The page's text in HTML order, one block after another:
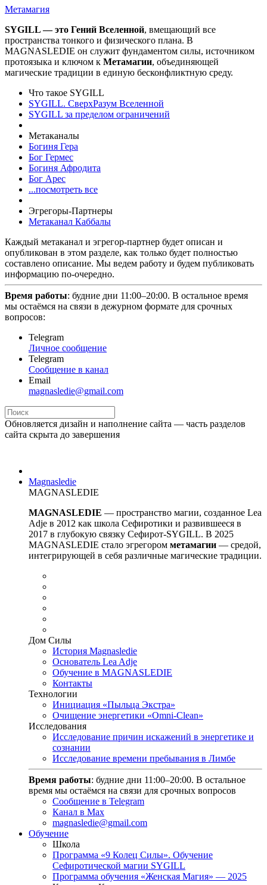
Метамагия
SYGILL — это Гений Вселенной, вмещающий все
пространства тонкого и физического плана. В
MAGNASLEDIE он служит фундаментом силы, источником
протоязыка и ключом к Метамагии, объединяющей
магические традиции в единую бесконфликтную среду.
Что такое SYGILL
SYGILL. СверхРазум Вселенной
SYGILL за пределом ограничений
Метаканалы
Богиня Гера
Бог Гермес
Богиня Афродита
Бог Арес
...посмотреть все
Эгрегоры-Партнеры
Метаканал Каббалы
Каждый метаканал и эгрегор-партнер будет описан и
опубликован в этом разделе, как только будет полностью
составлено описание. Мы ведем работу и будем публиковать
информацию по-очередно.
Время работы: будние дни 11:00–20:00. В остальное время
мы остаёмся на связи в дежурном формате для срочных
вопросов:
Telegram
Личное сообщение
Telegram
Сообщение в канал
Email
magnasledie@gmail.com
Обновляется дизайн и наполнение сайта — часть разделов
сайта скрыта до завершения
Magnasledie
MAGNASLEDIE
MAGNASLEDIE — пространство магии, созданное Lea
Adje в 2012 как школа Сефиротики и развившееся в
2017 в глубокую связку Сефирот-SYGILL. В 2025
MAGNASLEDIE стало эгрегором метамагии — средой,
интегрирующей в себя различные магические традиции.
Дом Силы
История Magnasledie
Основатель Lea Adje
Обучение в MAGNASLEDIE
Контакты
Технологии
Инициация «Пыльца Экстра»
Очищение энергетики «Omni-Clean»
Исследования
Исследование причин искажений в энергетике и
сознании
Исследование времени пребывания в Лимбе
Время работы: будние дни 11:00–20:00. В остальное
время мы остаёмся на связи для срочных вопросов
Сообщение в Telegram
Канал в Max
magnasledie@gmail.com
Обучение
Школа
Программа «9 Колец Силы». Обучение
Сефиротической магии SYGILL
Программа обучения «Женская Магия» — 2025